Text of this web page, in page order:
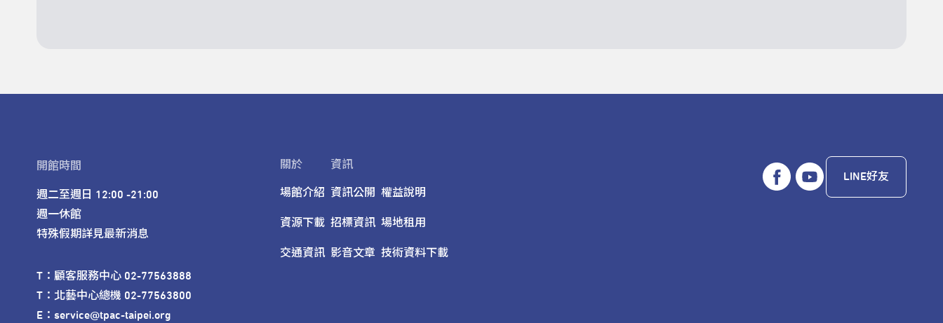
開館時間
週二至週日 12:00 -21:00
週一休館
特殊假期詳見最新消息
T：顧客服務中心 02-77563888
T：北藝中心總機 02-77563800
E：service@tpac-taipei.org
關於
場館介紹
資源下載
交通資訊
資訊
資訊公開
招標資訊
影音文章
權益說明
場地租用
技術資料下載
LINE好友